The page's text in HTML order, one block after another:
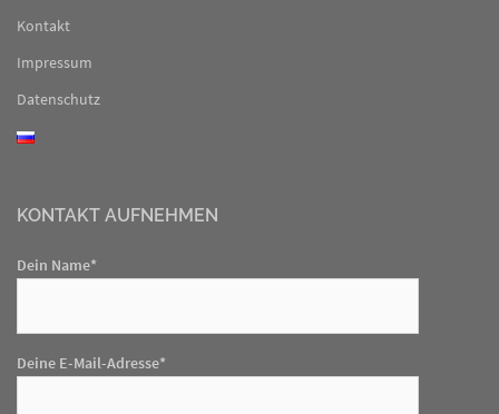
Kontakt
Impressum
Datenschutz
KONTAKT AUFNEHMEN
Dein Name*
Deine E-Mail-Adresse*